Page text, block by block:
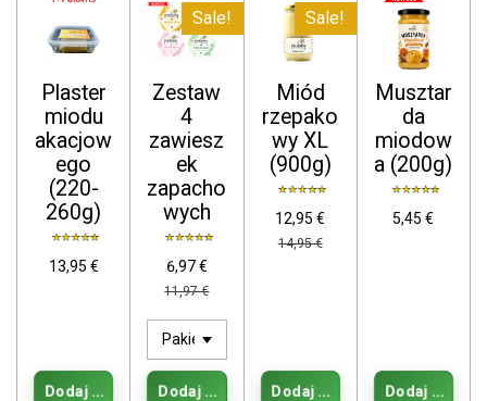
Plaster
miodu
akacjow
ego
(220-
260g)
13,95 €
Dodaj do koszyka
Sale!
Zestaw
4
zawiesz
ek
zapacho
wych
6,97 €
11,97 €
Dodaj do koszyka
Sale!
Miód
rzepako
wy XL
(900g)
12,95 €
14,95 €
Dodaj do koszyka
Musztar
da
miodow
a (200g)
5,45 €
Dodaj do